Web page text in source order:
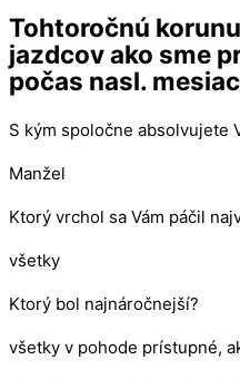
Tohtoročnú
jazdcov ako sme
počas nasl.
S kým spoločne absolvujete
Manžel
Ktorý vrchol sa Vám páčil
všetky
Ktorý bol najnáročnejší?
všetky v pohode prístupné,